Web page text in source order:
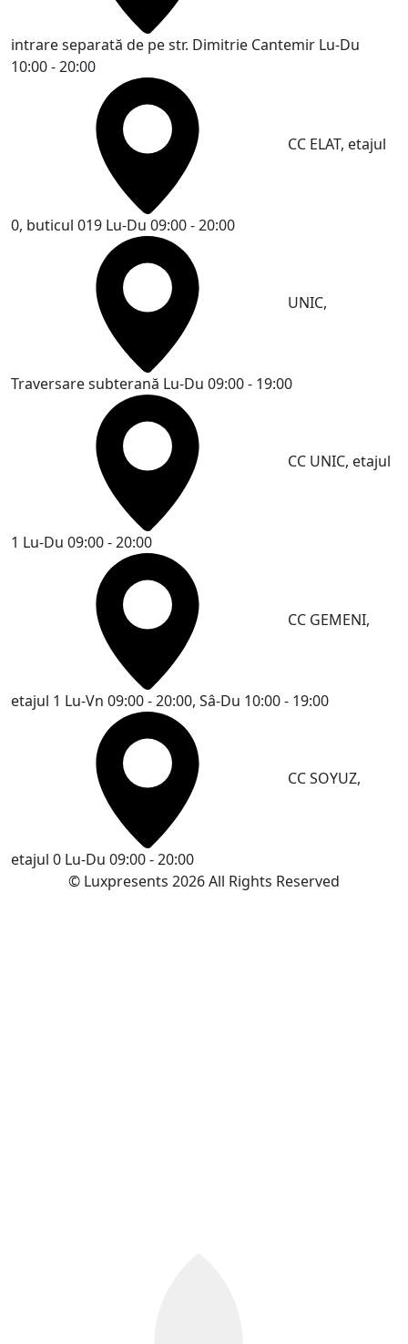
intrare separată de pe str. Dimitrie Cantemir Lu-Du
10:00 - 20:00
CC ELAT, etajul
0, buticul 019 Lu-Du 09:00 - 20:00
UNIC,
Traversare subterană Lu-Du 09:00 - 19:00
CC UNIC, etajul
1 Lu-Du 09:00 - 20:00
CC GEMENI,
etajul 1 Lu-Vn 09:00 - 20:00, Sâ-Du 10:00 - 19:00
CC SOYUZ,
etajul 0 Lu-Du 09:00 - 20:00
© Luxpresents 2026 All Rights Reserved